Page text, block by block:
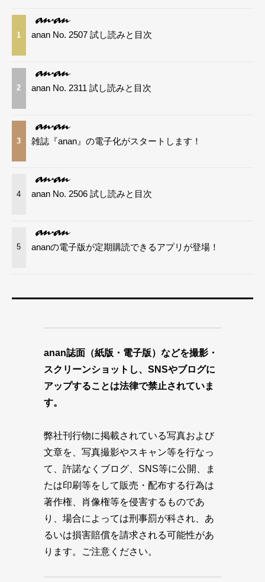
1 anan No. 2507 試し読みと目次
2 anan No. 2311 試し読みと目次
3 雑誌『anan』の電子化がスタートします！
4 anan No. 2506 試し読みと目次
5 ananの電子版が定期購読できるアプリが登場！
anan誌面（紙版・電子版）などを撮影・
スクリーンショットし、SNSやブログに
アップすることは法律で禁止されていま
す。
弊社刊行物に掲載されている写真および
文章を、写真撮影やスキャン等を行なっ
て、許諾なくブログ、SNS等に公開、ま
たは印刷等をして販売・配布する行為は
著作権、肖像権等を侵害するものであ
り、場合によっては刑事罰が科され、あ
るいは損害賠償を請求される可能性があ
ります。ご注意ください。